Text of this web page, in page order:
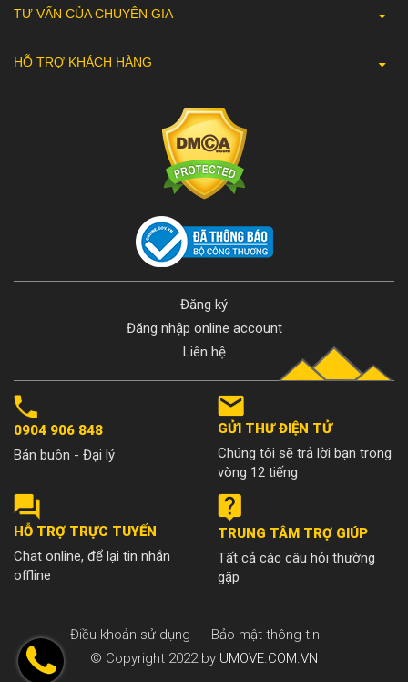
TƯ VẤN CỦA CHUYÊN GIA
HỖ TRỢ KHÁCH HÀNG
Đăng ký
Đăng nhập online account
Liên hệ
0904 906 848
Bán buôn - Đại lý
GỬI THƯ ĐIỆN TỬ
Chúng tôi sẽ trả lời bạn trong
vòng 12 tiếng
HỖ TRỢ TRỰC TUYẾN
Chat online, để lại tin nhắn
offline
TRUNG TÂM TRỢ GIÚP
Tất cả các câu hỏi thường
gặp
Điều khoản sử dụng
Bảo mật thông tin
© Copyright 2022 by UMOVE.COM.VN